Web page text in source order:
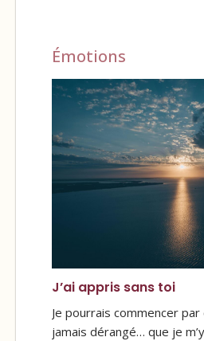
Émotions
J’ai appris sans toi
Je pourrais commencer par
jamais dérangé… que je